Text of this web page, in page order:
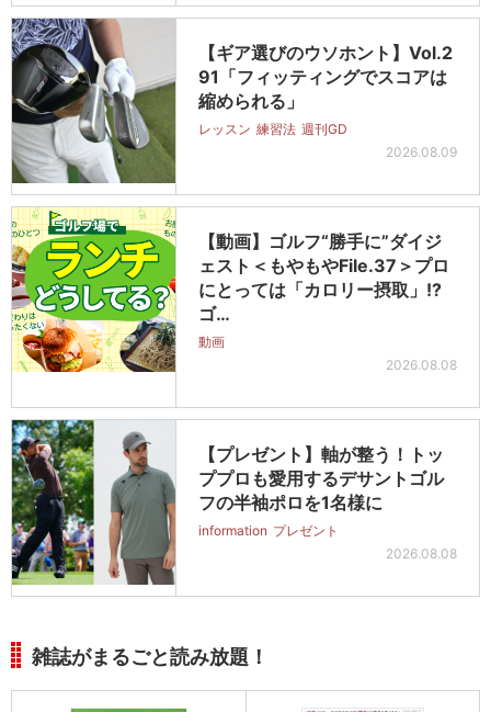
【ギア選びのウソホント】Vol.2
91「フィッティングでスコアは
縮められる」
レッスン 練習法 週刊GD
2026.08.09
【動画】ゴルフ“勝手に”ダイジ
ェスト＜もやもやFile.37＞プロ
にとっては「カロリー摂取」!?
ゴ…
動画
2026.08.08
【プレゼント】軸が整う！トッ
ププロも愛用するデサントゴル
フの半袖ポロを1名様に
information プレゼント
2026.08.08
雑誌がまるごと読み放題！